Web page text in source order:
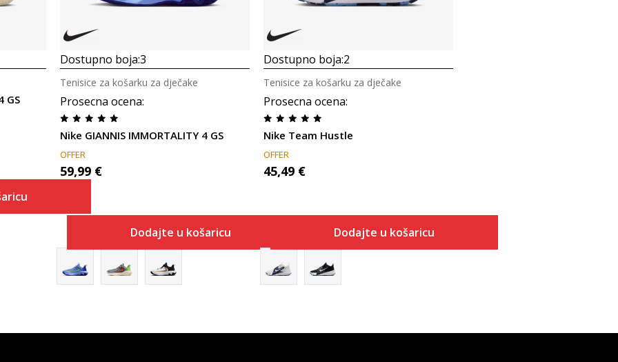
GS
Dostupno boja:3
Prosecna ocena:
Nike GIANNIS IMMORTALITY 4 GS
Tenisice za košarku za dječake
OFFER
59,99 €
Dodajte u košaricu
Dostupno boja:2
Prosecna ocena:
Nike Team Hustle
Tenisice za košarku za dječake
OFFER
45,49 €
Dodajte u košaricu